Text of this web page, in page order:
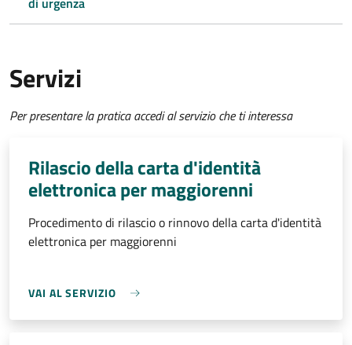
Servizi
Per presentare la pratica accedi al servizio che ti interessa
Rilascio della carta d'identità
elettronica per maggiorenni
Procedimento di rilascio o rinnovo della carta d'identità
elettronica per maggiorenni
VAI AL SERVIZIO